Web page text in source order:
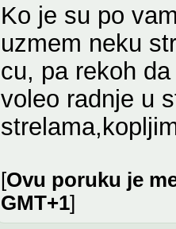
Ko je su po
uzmem neku
cu, pa rekoh
voleo radnje u
[Ovu poruku je
GMT+1]